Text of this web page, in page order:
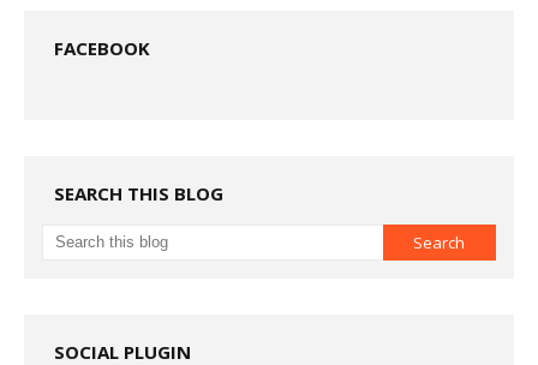
FACEBOOK
SEARCH THIS BLOG
SOCIAL PLUGIN